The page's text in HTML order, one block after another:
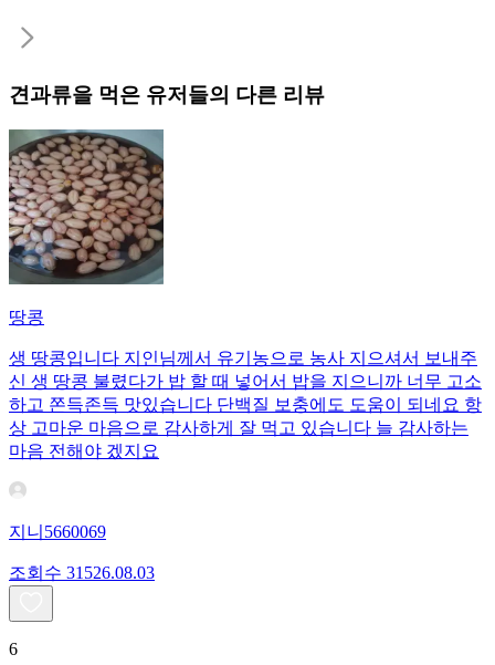
견과류을 먹은 유저들의 다른 리뷰
땅콩
생 땅콩입니다 지인님께서 유기농으로 농사 지으셔서 보내주
신 생 땅콩 불렸다가 밥 할 때 넣어서 밥을 지으니까 너무 고소
하고 쫀득존득 맛있습니다 단백질 보충에도 도움이 되네요 항
상 고마운 마음으로 감사하게 잘 먹고 있습니다 늘 감사하는
마음 전해야 겠지요
지니5660069
조회수 31526.08.03
6